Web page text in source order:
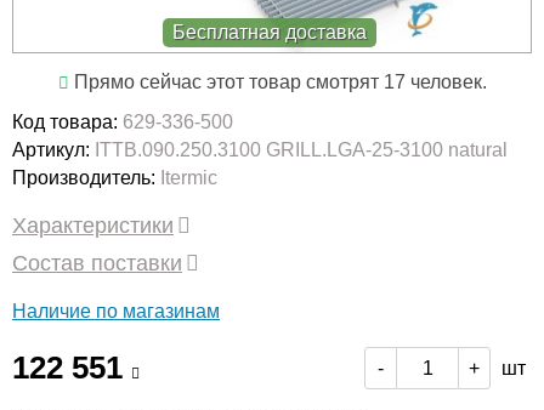
Бесплатная доставка
Прямо сейчас этот товар смотрят 17 человек.
Код товара: 629-336-500
Артикул: ITTB.090.250.3100 GRILL.LGA-25-3100 natural
Производитель: Itermic
Характеристики
Состав поставки
Наличие по магазинам
122 551 - + шт